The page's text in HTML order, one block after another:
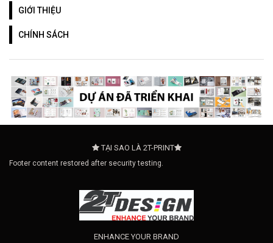
GIỚI THIỆU
CHÍNH SÁCH
TẠI SAO LÀ 2T-PRINT
Footer content restored after security testing.
ENHANCE YOUR BRAND